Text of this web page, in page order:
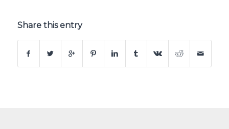
Share this entry